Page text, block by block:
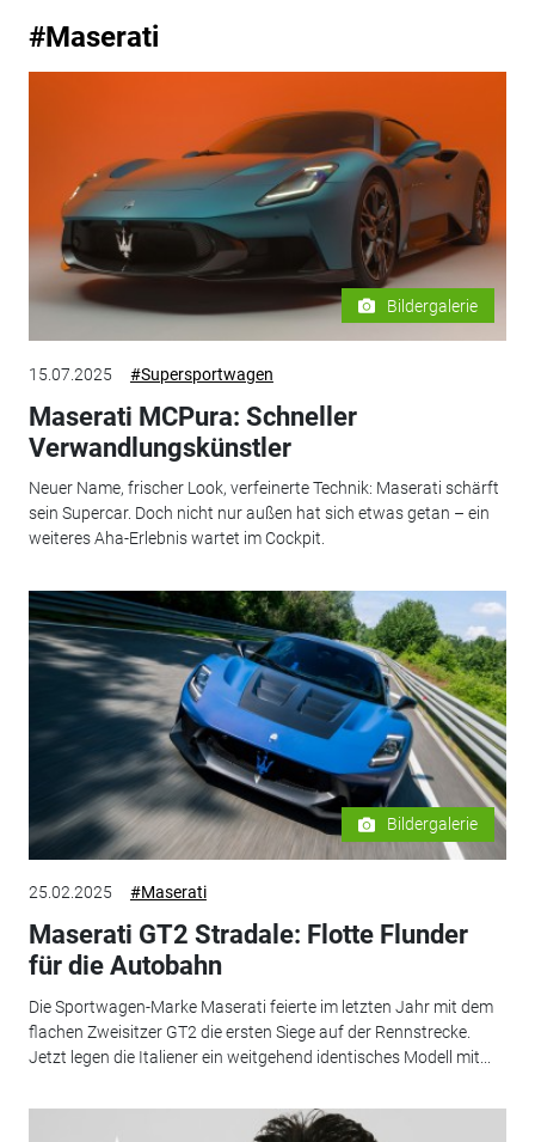
#Maserati
Bildergalerie
15.07.2025 #Supersportwagen
Maserati MCPura: Schneller
Verwandlungskünstler
Neuer Name, frischer Look, verfeinerte Technik: Maserati schärft
sein Supercar. Doch nicht nur außen hat sich etwas getan – ein
weiteres Aha-Erlebnis wartet im Cockpit.
Bildergalerie
25.02.2025 #Maserati
Maserati GT2 Stradale: Flotte Flunder
für die Autobahn
Die Sportwagen-Marke Maserati feierte im letzten Jahr mit dem
flachen Zweisitzer GT2 die ersten Siege auf der Rennstrecke.
Jetzt legen die Italiener ein weitgehend identisches Modell mit...